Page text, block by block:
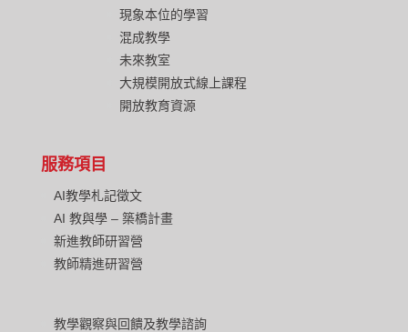
現象本位的學習
混成教學
未來教室
大規模開放式線上課程
開放教育資源
服務項目
AI教學札記徵文
AI 教與學 – 築橋計畫
新進教師研習營
教師精進研習營
教學觀察與回饋及教學諮詢